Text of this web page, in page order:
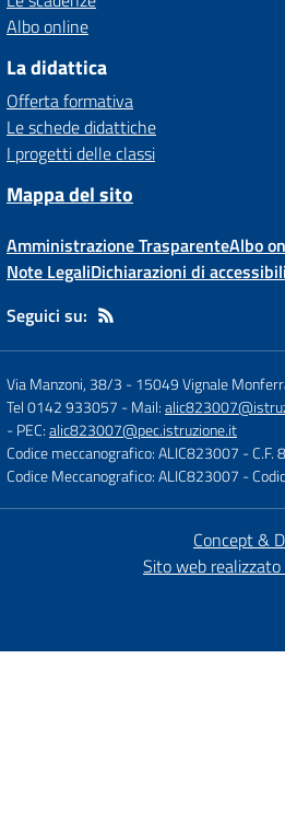
Albo online
La didattica
Offerta formativa
Le schede didattiche
I progetti delle classi
Mappa del sito
Amministrazione TrasparenteAlbo
Note LegaliDichiarazioni di
Seguici su:
Via Manzoni, 38/3 -15049 Vignale
Tel 0142 933057 - Mail:
- PEC:alic823007@pec.istruzione.it
Codice meccanografico: ALIC823007 - C.F.
Codice Meccanografico: ALIC823007 -
Concept &
Sito web realizzato